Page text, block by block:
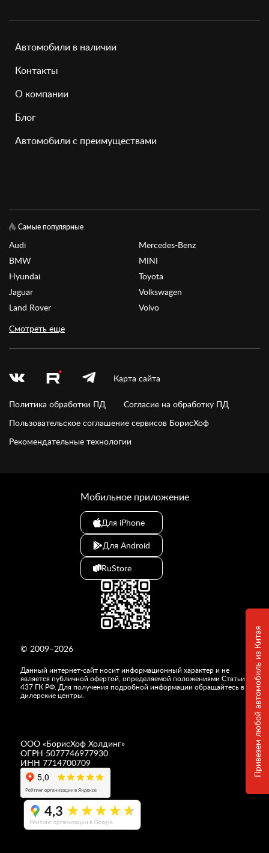
Привезем любой автомобиль из Китая
Автомобили в наличии
Контакты
О компании
Блог
Автомобили с преимуществами
Самые популярные
Audi
BMW
Hyundai
Jaguar
Land Rover
Mercedes-Benz
MINI
Toyota
Volkswagen
Volvo
Смотреть еще
Карта сайта
Политика обработки ПД
Согласие на обработку ПД
Пользовательское соглашение сервисов БорисХоф
Рекомендательные технологии
© 2009–2026
Данный интернет-сайт носит информационный характер и не
является публичной офертой, определяемой положениями Статьи
437 ГК РФ. Для получения подробной информации обращайтесь в
дилерские центры.
ООО «БорисХоф Холдинг»
ОГРН 5077746977930
ИНН 7714700709
4,3
Мобильное приложение
Для iPhone
Для Android
RuStore